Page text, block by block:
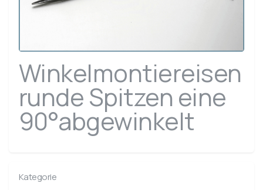
Winkelmontiereisen
runde Spitzen eine
90°abgewinkelt
Kategorie